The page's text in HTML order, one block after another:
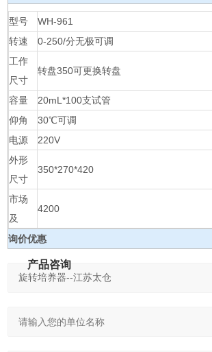
型号
WH-961
转速
0-250/分无极可调
工作
尺寸
转盘350可更换转盘
容量
20mL*100支试管
仰角
30℃可调
电源
220V
外形
尺寸
350*270*420
市场
及
4200
询价优惠
产品咨询